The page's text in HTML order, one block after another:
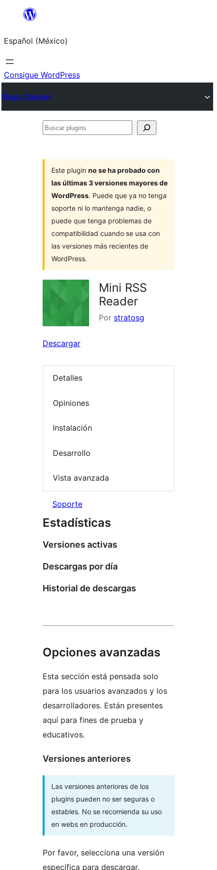
Saltar
contenido
Español (México)
Consigue WordPress
Plugin Directory
Buscar
Este plugin no se ha probado con
las últimas 3 versiones mayores de
WordPress. Puede que ya no tenga
soporte ni lo mantenga nadie, o
puede que tenga problemas de
compatibilidad cuando se usa con
las versiones más recientes de
WordPress.
Mini RSS
Reader
Por stratosg
Descargar
Detalles
Opiniones
Instalación
Desarrollo
Vista avanzada
Soporte
Estadísticas
Versiones activas
Descargas por día
Historial de descargas
Opciones avanzadas
Esta sección está pensada solo
para los usuarios avanzados y los
desarrolladores. Están presentes
aquí para fines de prueba y
educativos.
Versiones anteriores
Las versiones anteriores de los
plugins pueden no ser seguras o
estables. No se recomienda su uso
en webs en producción.
Por favor, selecciona una versión
específica para descargar.